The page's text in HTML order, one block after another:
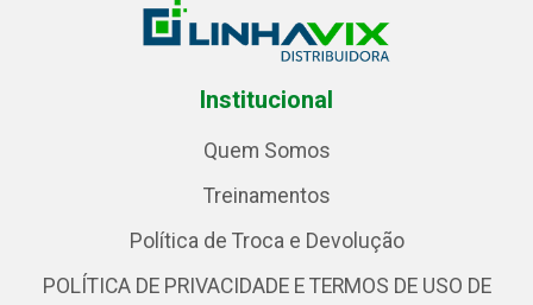
Institucional
Quem Somos
Treinamentos
Política de Troca e Devolução
POLÍTICA DE PRIVACIDADE E TERMOS DE USO DE